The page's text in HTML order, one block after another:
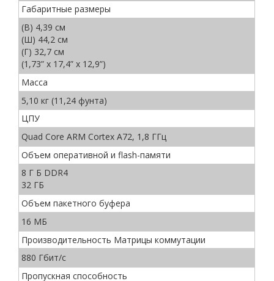
Габаритные размеры
(В) 4,39 см
(Ш) 44,2 см
(Г) 32,7 см
(1,73” x 17,4” x 12,9”)
Масса
5,10 кг (11,24 фунта)
ЦПУ
Quad Core ARM Cortex A72, 1,8 ГГц
Объем оперативной и flash-памяти
8 Г Б DDR4
32 ГБ
Объем пакетного буфера
16 МБ
Производительность Матрицы коммутации
880 Гбит/с
Пропускная способность